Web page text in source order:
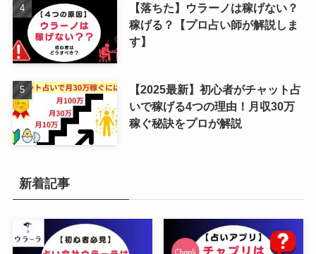
【落ちた】ウラーノは稼げない？
稼げる？【プロ占い師が解説しま
す】
【2025最新】初心者がチャット占
いで稼げる4つの理由！月収30万
稼ぐ秘訣をプロが解説
新着記事